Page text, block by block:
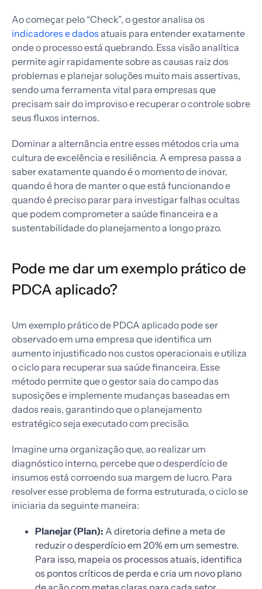
Ao começar pelo “Check”, o gestor analisa os
indicadores e dados atuais para entender exatamente
onde o processo está quebrando. Essa visão analítica
permite agir rapidamente sobre as causas raiz dos
problemas e planejar soluções muito mais assertivas,
sendo uma ferramenta vital para empresas que
precisam sair do improviso e recuperar o controle sobre
seus fluxos internos.
Dominar a alternância entre esses métodos cria uma
cultura de excelência e resiliência. A empresa passa a
saber exatamente quando é o momento de inovar,
quando é hora de manter o que está funcionando e
quando é preciso parar para investigar falhas ocultas
que podem comprometer a saúde financeira e a
sustentabilidade do planejamento a longo prazo.
Pode me dar um exemplo prático de
PDCA aplicado?
Um exemplo prático de PDCA aplicado pode ser
observado em uma empresa que identifica um
aumento injustificado nos custos operacionais e utiliza
o ciclo para recuperar sua saúde financeira. Esse
método permite que o gestor saia do campo das
suposições e implemente mudanças baseadas em
dados reais, garantindo que o planejamento
estratégico seja executado com precisão.
Imagine uma organização que, ao realizar um
diagnóstico interno, percebe que o desperdício de
insumos está corroendo sua margem de lucro. Para
resolver esse problema de forma estruturada, o ciclo se
iniciaria da seguinte maneira:
Planejar (Plan): A diretoria define a meta de
reduzir o desperdício em 20% em um semestre.
Para isso, mapeia os processos atuais, identifica
os pontos críticos de perda e cria um novo plano